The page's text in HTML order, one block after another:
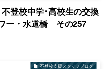
登校中学･高校生の交換
ー・水道橋 その257
不登校支援スタッフブログ